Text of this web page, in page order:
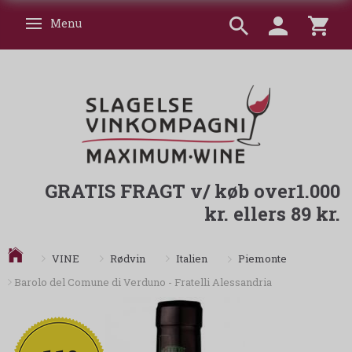
Skifte navigation
Menu
GRATIS FRAGT v/ køb over1.000
kr. ellers 89 kr.
VINE Rødvin Italien
Piemonte
Barolo del Comune di Verduno - Fratelli Alessandria